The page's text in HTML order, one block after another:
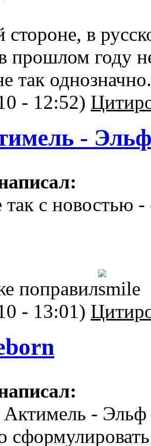
стороне, в
прошлом году
так однозначно.
- 12:52)
-
так с новостью -
поправил
- 13:01)
-